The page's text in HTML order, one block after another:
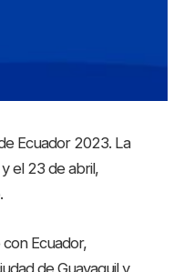
Ecuador 2023. La
el 23 de abril,
Ecuador,
de Guayaquil y